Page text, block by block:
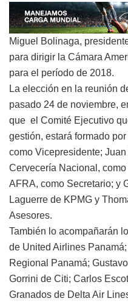
Miguel Bolinaga,
para dirigir la Cámara
para el período de 2018.
La elección en la reunión
pasado 24 de noviembre,
que el Comité Ejecutivo
gestión, estará formado
como Vicepresidente;
Cervecería Nacional,
AFRA, como Secretario; y
Laguerre de KPMG y
Asesores.
También lo acompañarán
de United Airlines
Regional Panamá;
Gorrini de Citi; Carlos
Granados de Delta Air